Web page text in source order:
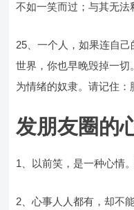
不如一笑而过；与其无法
25、一个人，如果连自
世界，你也早晚毁掉一
为情绪的奴隶。请记住：
发朋友圈的
1、以前笑，是一种心情
2、心事人人都有，却不